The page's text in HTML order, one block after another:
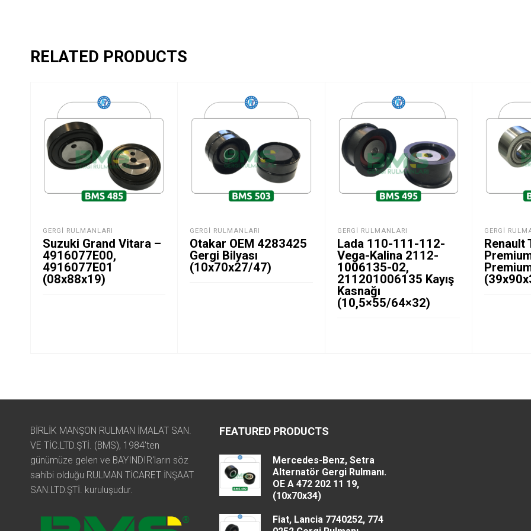
RELATED PRODUCTS
GERGI RULMANLARI
Suzuki Grand Vitara –
4916077E00,
4916077E01
(08x88x19)
GERGI RULMANLARI
Otakar OEM 4283425
Gergi Bilyası
(10x70x27/47)
GERGI RULMANLARI
Lada 110-111-112-
Vega-Kalina 2112-
1006135-02,
211201006135 Kayış
Kasnağı
(10,5×55/64×32)
GERGI
Renault
BİRLİK MANŞON RULMAN İMALAT SAN.
VE TİC.LTD.ŞTİ. (BMS), 1984'ten
günümüze gelen ve BAYINDIR'ların söz
sahibi olduğu RULMAN TİCARET İNŞAAT
SAN.LTD.ŞTİ. kuruluşudur.
FEATURED PRODUCTS
Mercedes-Benz, Setra
Alternatör Gergi Rulmanı.
OE A 472 202 11 19,
(10x70x34)
Fiat, Lancia 7740252, 774